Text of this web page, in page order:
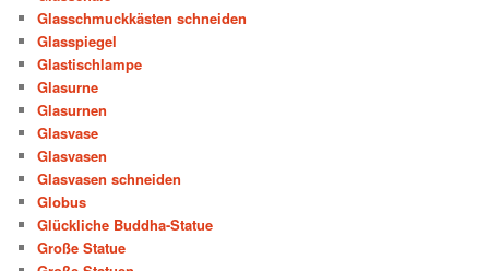
Glasschmuckkästen schneiden
Glasspiegel
Glastischlampe
Glasurne
Glasurnen
Glasvase
Glasvasen
Glasvasen schneiden
Globus
Glückliche Buddha-Statue
Große Statue